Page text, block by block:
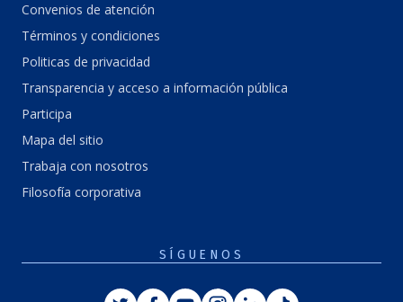
Convenios de atención
Términos y condiciones
Politicas de privacidad
Transparencia y acceso a información pública
Participa
Mapa del sitio
Trabaja con nosotros
Filosofía corporativa
SÍGUENOS